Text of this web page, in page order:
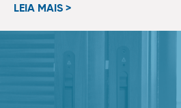
LEIA MAIS >